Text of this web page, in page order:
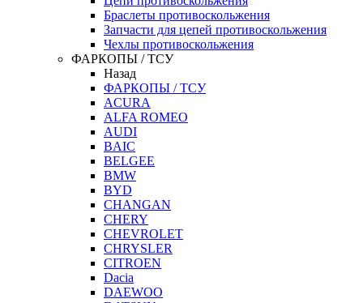
Браслеты противоскольжения
Запчасти для цепей противоскольжения
Чехлы противоскольжения
ФАРКОПЫ / ТСУ
Назад
ФАРКОПЫ / ТСУ
ACURA
ALFA ROMEO
AUDI
BAIC
BELGEE
BMW
BYD
CHANGAN
CHERY
CHEVROLET
CHRYSLER
CITROEN
Dacia
DAEWOO